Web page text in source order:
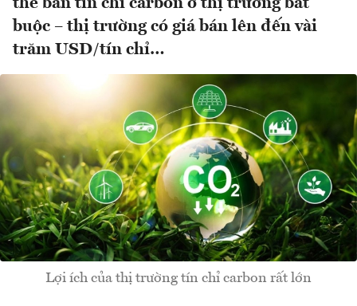
thể bán tín chỉ carbon ở thị trường bắt
buộc – thị trường có giá bán lên đến vài
trăm USD/tín chỉ…
Lợi ích của thị trường tín chỉ carbon rất lớn